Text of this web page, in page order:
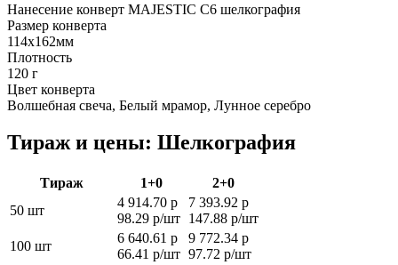
Нанесение конверт MAJESTIC С6 шелкография
Размер конверта
114х162мм
Плотность
120 г
Цвет конверта
Волшебная свеча, Белый мрамор, Лунное серебро
Тираж и цены: Шелкография
Тираж 1+0
2+0
50 шт
4 914.70 р
98.29 р/шт
7 393.92 р
147.88 р/шт
100 шт
6 640.61 р
66.41 р/шт
9 772.34 р
97.72 р/шт